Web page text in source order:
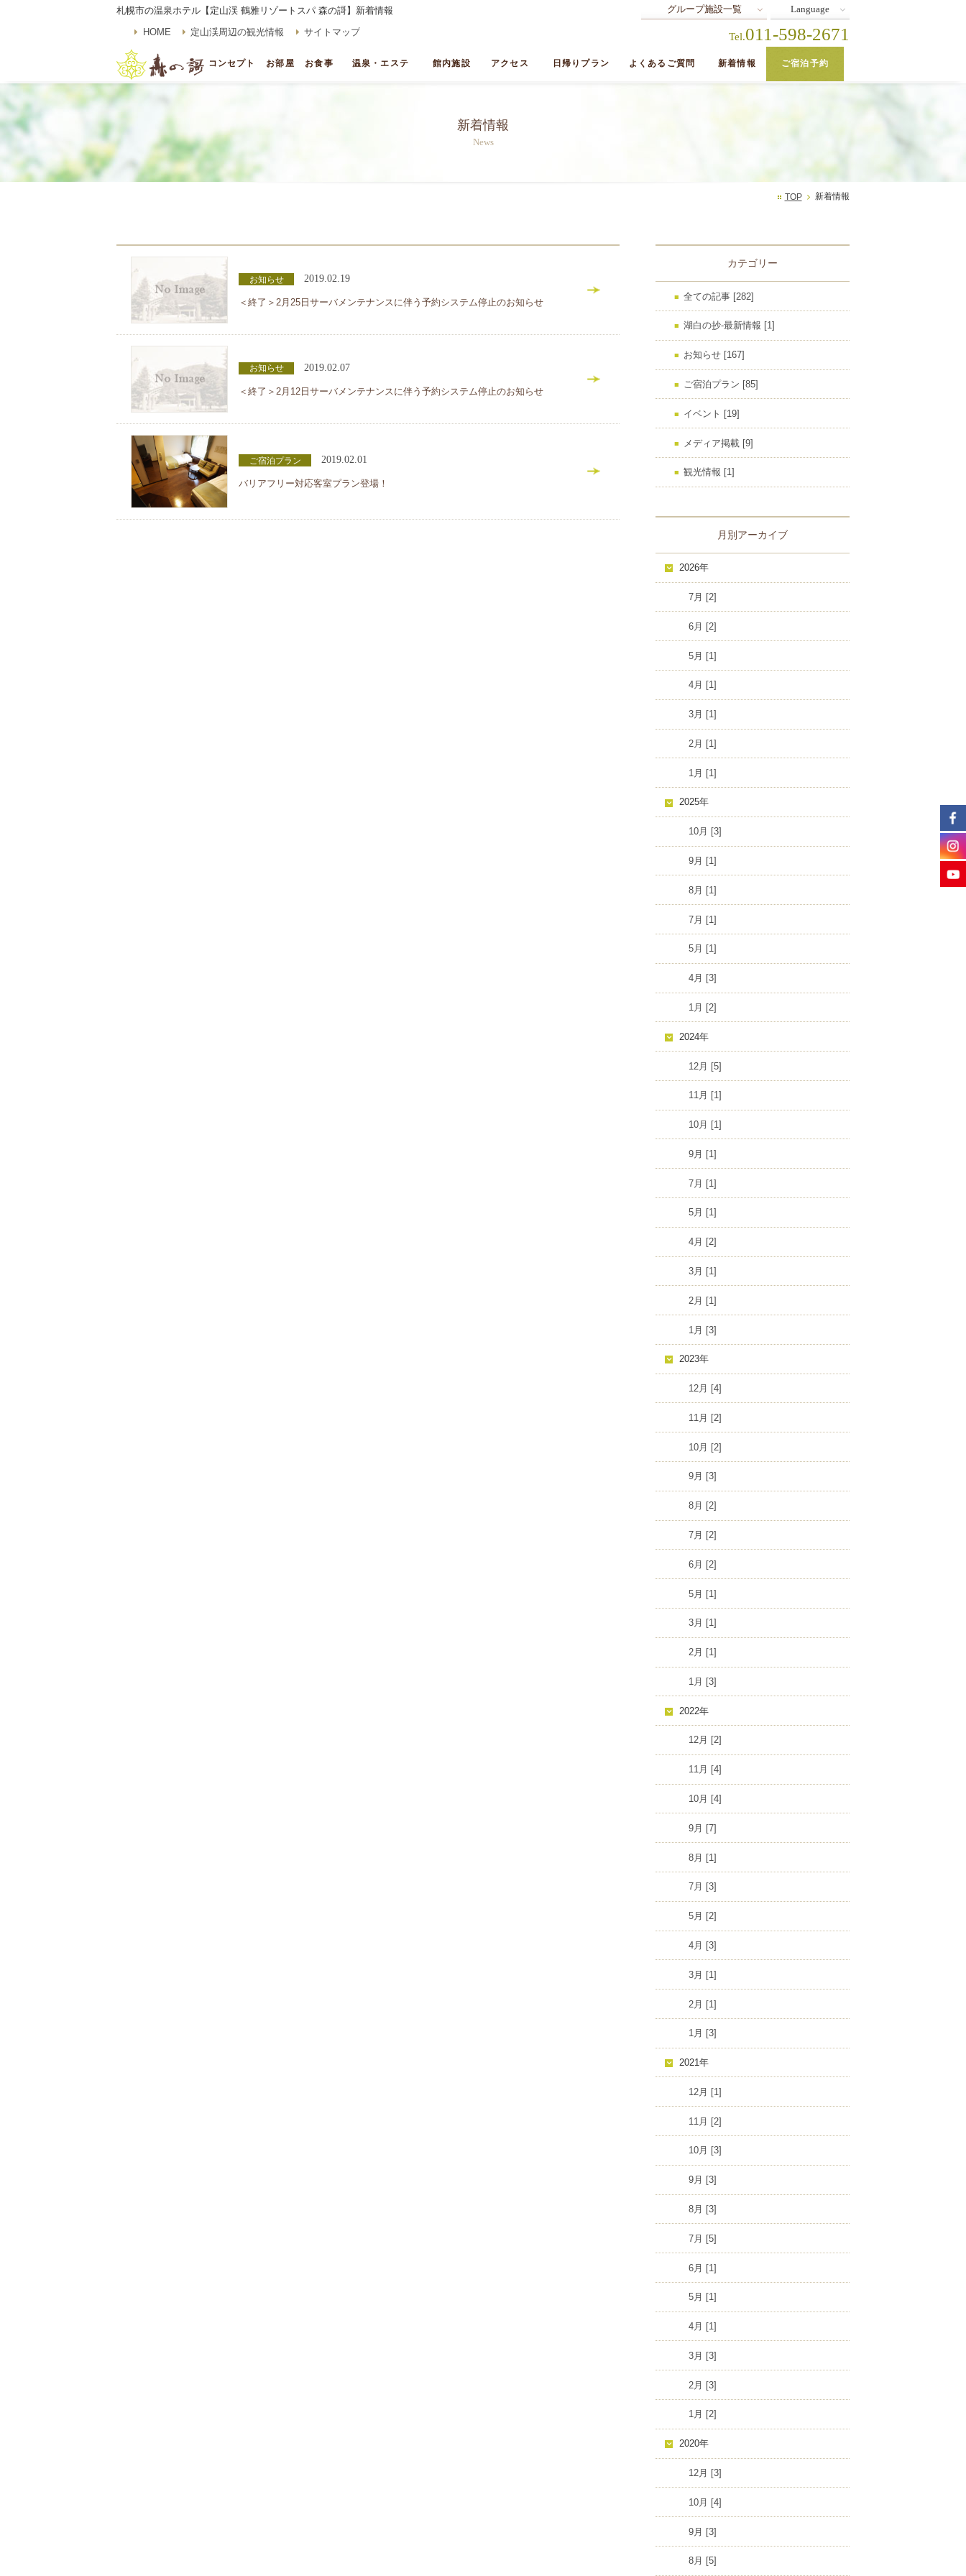
グループ施設一覧 Language
札幌市の温泉ホテル【定山渓 鶴雅リゾートスパ 森の謌】新着情報
HOME 定山渓周辺の観光情報 サイトマップ Tel.011-598-2671
コンセプト お部屋 お食事 温泉・エステ 館内施設 アクセス 日帰りプラン よくあるご質問 新着情報 ご宿泊予約
新着情報
News
TOP 新着情報
お知らせ 2019.02.19
＜終了＞2月25日サーバメンテナンスに伴う予約システム停止のお知らせ
お知らせ 2019.02.07
＜終了＞2月12日サーバメンテナンスに伴う予約システム停止のお知らせ
ご宿泊プラン 2019.02.01
バリアフリー対応客室プラン登場！
カテゴリー
全ての記事 [282]
湖白の抄‐最新情報 [1]
お知らせ [167]
ご宿泊プラン [85]
イベント [19]
メディア掲載 [9]
観光情報 [1]
月別アーカイブ
2026年
7月 [2]
6月 [2]
5月 [1]
4月 [1]
3月 [1]
2月 [1]
1月 [1]
2025年
10月 [3]
9月 [1]
8月 [1]
7月 [1]
5月 [1]
4月 [3]
1月 [2]
2024年
12月 [5]
11月 [1]
10月 [1]
9月 [1]
7月 [1]
5月 [1]
4月 [2]
3月 [1]
2月 [1]
1月 [3]
2023年
12月 [4]
11月 [2]
10月 [2]
9月 [3]
8月 [2]
7月 [2]
6月 [2]
5月 [1]
3月 [1]
2月 [1]
1月 [3]
2022年
12月 [2]
11月 [4]
10月 [4]
9月 [7]
8月 [1]
7月 [3]
5月 [2]
4月 [3]
3月 [1]
2月 [1]
1月 [3]
2021年
12月 [1]
11月 [2]
10月 [3]
9月 [3]
8月 [3]
7月 [5]
6月 [1]
5月 [1]
4月 [1]
3月 [3]
2月 [3]
1月 [2]
2020年
12月 [3]
10月 [4]
9月 [3]
8月 [5]